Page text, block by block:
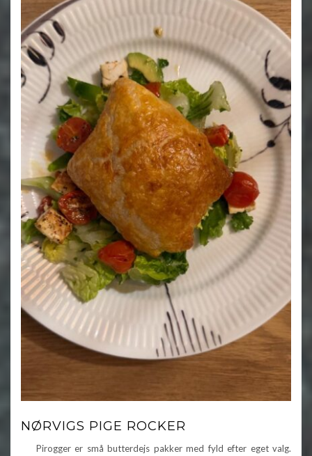
NØRVIGS PIGE ROCKER
Pirogger er små butterdejs pakker med fyld efter eget valg.